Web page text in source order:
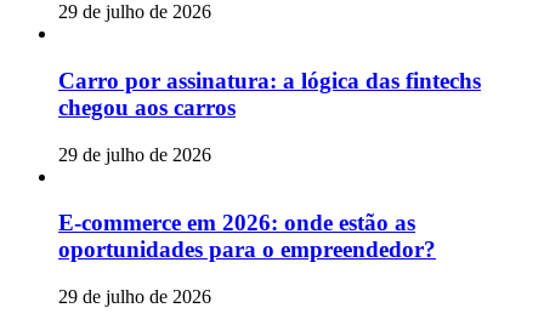
29 de julho de 2026
Carro por assinatura: a lógica das fintechs
chegou aos carros
29 de julho de 2026
E-commerce em 2026: onde estão as
oportunidades para o empreendedor?
29 de julho de 2026